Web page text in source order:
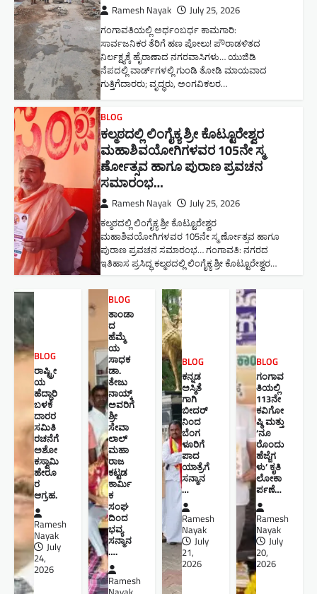
Ramesh Nayak July 25, 2026
ಗಂಗಾವತಿಯಲ್ಲಿ ಅರ್ಧಂಬರ್ಧ ಕಾಮಗಾರಿ:
ಸಾರ್ವಜನಿಕರ ತೆರಿಗೆ ಹಣ ಪೋಲು! ಪೌರಾಡಳಿತದ
ನಿರ್ಲಕ್ಷ್ಯಕ್ಕೆ ಹೈರಾಣಾದ ನಗರವಾಸಿಗಳು​… ಯುಜಿಡಿ
ನೆಪದಲ್ಲಿ ವಾರ್ಡ್‌ಗಳಲ್ಲಿ ಗುಂಡಿ ತೋಡಿ ಮಾಯವಾದ
ಗುತ್ತಿಗೆದಾರರು; ವೃದ್ಧರು, ಅಂಗವಿಕಲರ…
BLOG
ಕಲ್ಮಠದಲ್ಲಿ ಲಿಂಗೈಕ್ಯ ಶ್ರೀ ಕೊಟ್ಟೂರೇಶ್ವರ
ಮಹಾಶಿವಯೋಗಿಗಳವರ 105ನೇ ಸ್ಮ
ರ್ಣೋತ್ಸವ ಹಾಗೂ ಪುರಾಣ ಪ್ರವಚನ
ಸಮಾರಂಭ​…
Ramesh Nayak July 25, 2026
ಕಲ್ಮಠದಲ್ಲಿ ಲಿಂಗೈಕ್ಯ ಶ್ರೀ ಕೊಟ್ಟೂರೇಶ್ವರ
ಮಹಾಶಿವಯೋಗಿಗಳವರ 105ನೇ ಸ್ಮ ರ್ಣೋತ್ಸವ ಹಾಗೂ
ಪುರಾಣ ಪ್ರವಚನ ಸಮಾರಂಭ​… ಗಂಗಾವತಿ: ನಗರದ
ಇತಿಹಾಸ ಪ್ರಸಿದ್ಧ ಕಲ್ಮಠದಲ್ಲಿ ಲಿಂಗೈಕ್ಯ ಶ್ರೀ ಕೊಟ್ಟೂರೇಶ್ವರ…
BLOG
ರಾಷ್ಟ್ರೀ
ಯ
ಹೆದ್ದಾರಿ
ಬಳಕೆ
ದಾರರ
ಸಮಿತಿ
ರಚನೆಗೆ
ಅಶೋ
ಕಸ್ವಾಮಿ
ಹೇರೂ
ರ
ಆಗ್ರಹ.
Ramesh
Nayak
July
24,
2026
BLOG
ತಾಂಡಾ
ದ
ಹೆಮ್ಮೆ
ಯ
ಸಾಧಕ
ಡಾ.
ತೇಜು
ನಾಯ್ಕ್
ಅವರಿಗೆ
ಶ್ರೀ
ಸೇವಾ
ಲಾಲ್
ಮಹಾ
ರಾಜ
ಕಟ್ಟಡ
ಕಾರ್ಮಿ
ಕ
ಸಂಘ
ದಿಂದ
ಭವ್ಯ
ಸನ್ಮಾನ
….
Ramesh
BLOG
ಕನ್ನಡ
ಅಸ್ಮಿತೆ
ಗಾಗಿ
ಬೀದರ್
ನಿಂದ
ಬೆಂಗ
ಳೂರಿಗೆ
ಪಾದ
ಯಾತ್ರೆಗೆ
ಸನ್ಮಾನ
…
Ramesh
Nayak
July
21,
2026
BLOG
ಗಂಗಾವ
ತಿಯಲ್ಲಿ
113ನೇ
ಕವಿಗೋ
ಷ್ಠಿ ಮತ್ತು
‘ನೂ
ರೊಂದು
ಹೆಜ್ಜೆಗ
ಳು’ ಕೃತಿ
ಲೋಕಾ
ರ್ಪಣೆ…
Ramesh
Nayak
July
20,
2026